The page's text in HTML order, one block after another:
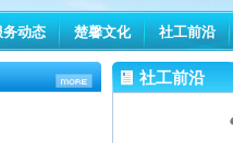
务动态 楚馨文化 社工前沿
社工前沿